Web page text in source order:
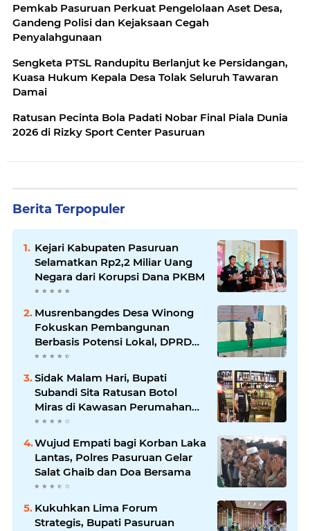
Pemkab Pasuruan Perkuat Pengelolaan Aset Desa,
Gandeng Polisi dan Kejaksaan Cegah
Penyalahgunaan
Sengketa PTSL Randupitu Berlanjut ke Persidangan,
Kuasa Hukum Kepala Desa Tolak Seluruh Tawaran
Damai
Ratusan Pecinta Bola Padati Nobar Final Piala Dunia
2026 di Rizky Sport Center Pasuruan
Berita Terpopuler
Kejari Kabupaten Pasuruan
Selamatkan Rp2,2 Miliar Uang
Negara dari Korupsi Dana PKBM
Musrenbangdes Desa Winong
Fokuskan Pembangunan
Berbasis Potensi Lokal, DPRD
Optimistis Meski Dihantam
Efisiensi Anggaran
Sidak Malam Hari, Bupati
Subandi Sita Ratusan Botol
Miras di Kawasan Perumahan
Sidoarjo
Wujud Empati bagi Korban Laka
Lantas, Polres Pasuruan Gelar
Salat Ghaib dan Doa Bersama
Kukuhkan Lima Forum
Strategis, Bupati Pasuruan